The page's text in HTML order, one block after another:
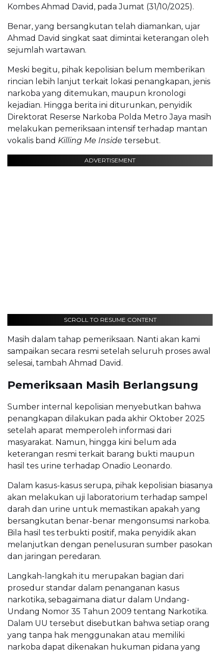
Kombes Ahmad David, pada Jumat (31/10/2025).
Benar, yang bersangkutan telah diamankan, ujar
Ahmad David singkat saat dimintai keterangan oleh
sejumlah wartawan.
Meski begitu, pihak kepolisian belum memberikan
rincian lebih lanjut terkait lokasi penangkapan, jenis
narkoba yang ditemukan, maupun kronologi
kejadian. Hingga berita ini diturunkan, penyidik
Direktorat Reserse Narkoba Polda Metro Jaya masih
melakukan pemeriksaan intensif terhadap mantan
vokalis band Killing Me Inside tersebut.
ADVERTISEMENT
SCROLL TO RESUME CONTENT
Masih dalam tahap pemeriksaan. Nanti akan kami
sampaikan secara resmi setelah seluruh proses awal
selesai, tambah Ahmad David.
Pemeriksaan Masih Berlangsung
Sumber internal kepolisian menyebutkan bahwa
penangkapan dilakukan pada akhir Oktober 2025
setelah aparat memperoleh informasi dari
masyarakat. Namun, hingga kini belum ada
keterangan resmi terkait barang bukti maupun
hasil tes urine terhadap Onadio Leonardo.
Dalam kasus-kasus serupa, pihak kepolisian biasanya
akan melakukan uji laboratorium terhadap sampel
darah dan urine untuk memastikan apakah yang
bersangkutan benar-benar mengonsumsi narkoba.
Bila hasil tes terbukti positif, maka penyidik akan
melanjutkan dengan penelusuran sumber pasokan
dan jaringan peredaran.
Langkah-langkah itu merupakan bagian dari
prosedur standar dalam penanganan kasus
narkotika, sebagaimana diatur dalam Undang-
Undang Nomor 35 Tahun 2009 tentang Narkotika.
Dalam UU tersebut disebutkan bahwa setiap orang
yang tanpa hak menggunakan atau memiliki
narkoba dapat dikenakan hukuman pidana yang